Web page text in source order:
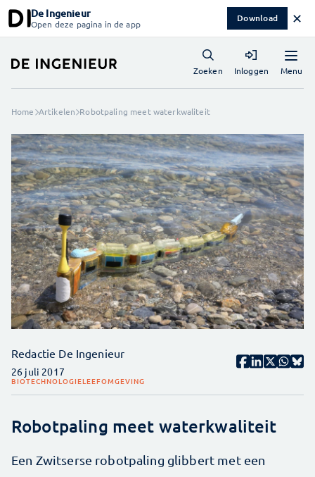
De Ingenieur
Open deze pagina in de app Download ✕
Menu
Zoeken Inloggen
Home Artikelen Robotpaling meet waterkwaliteit
Redactie De Ingenieur
26 juli 2017
BIOTECHNOLOGIELEEFOMGEVING
Robotpaling meet waterkwaliteit
Een Zwitserse robotpaling glibbert met een